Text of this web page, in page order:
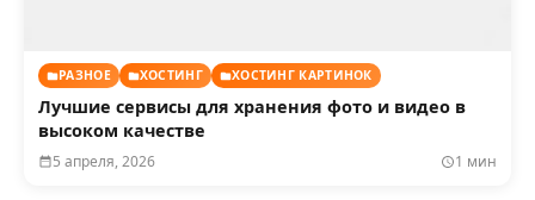
РАЗНОЕ ХОСТИНГ ХОСТИНГ КАРТИНОК
Лучшие сервисы для хранения фото и видео в
высоком качестве
5 апреля, 2026 1 мин